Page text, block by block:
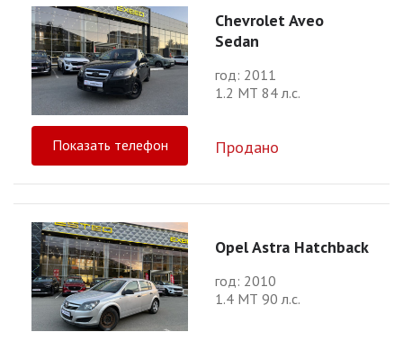
Chevrolet Aveo
Sedan
год: 2011
1.2 МТ 84 л.с.
Показать телефон Продано
Opel Astra Hatchback
год: 2010
1.4 МТ 90 л.с.